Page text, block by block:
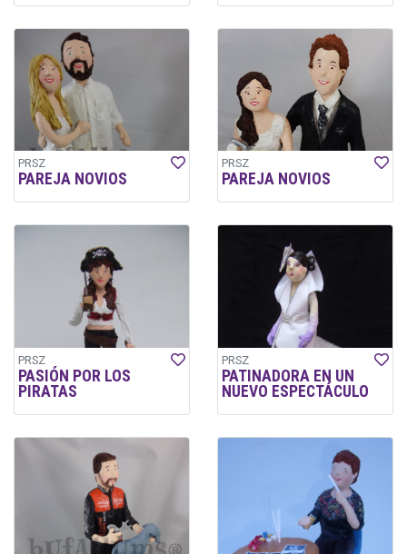
PRSZ
PAREJA NOVIOS
PRSZ
PAREJA NOVIOS
PRSZ
PASIÓN POR LOS
PIRATAS
PRSZ
PATINADORA EN UN
NUEVO ESPECTÁCULO